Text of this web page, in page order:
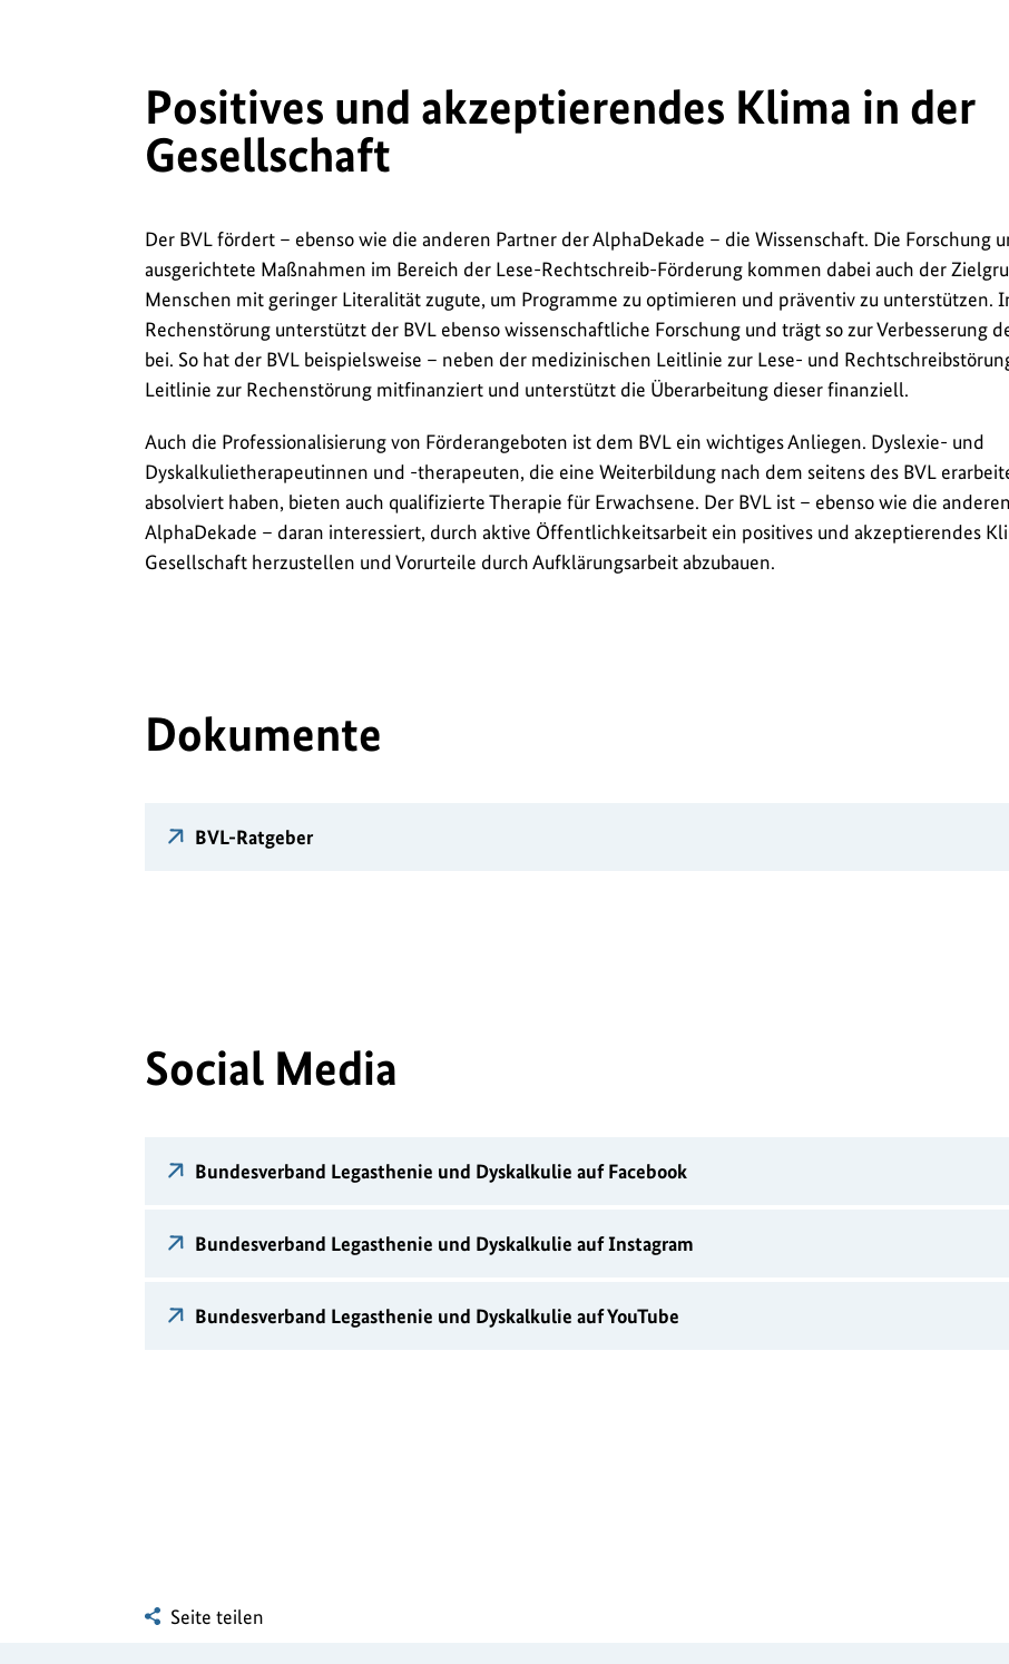
Positives und akzeptierendes Klima in der
Gesellschaft
Der BVL fördert – ebenso wie die anderen Partner der AlphaDekade – die Wissenschaft. Die Forschung
ausgerichtete Maßnahmen im Bereich der Lese-Rechtschreib-Förderung kommen dabei auch der
Menschen mit geringer Literalität zugute, um Programme zu optimieren und präventiv zu unterstützen.
Rechenstörung unterstützt der BVL ebenso wissenschaftliche Forschung und trägt so zur Verbesserung
bei. So hat der BVL beispielsweise – neben der medizinischen Leitlinie zur Lese- und
Leitlinie zur Rechenstörung mitfinanziert und unterstützt die Überarbeitung dieser finanziell.
Auch die Professionalisierung von Förderangeboten ist dem BVL ein wichtiges Anliegen. Dyslexie- und
Dyskalkulietherapeutinnen und -therapeuten, die eine Weiterbildung nach dem seitens des BVL
absolviert haben, bieten auch qualifizierte Therapie für Erwachsene. Der BVL ist – ebenso wie die
AlphaDekade – daran interessiert, durch aktive Öffentlichkeitsarbeit ein positives und akzeptierendes
Gesellschaft herzustellen und Vorurteile durch Aufklärungsarbeit abzubauen.
Dokumente
BVL-Ratgeber
Social Media
Bundesverband Legasthenie und Dyskalkulie auf Facebook
Bundesverband Legasthenie und Dyskalkulie auf Instagram
Bundesverband Legasthenie und Dyskalkulie auf YouTube
Seite teilen